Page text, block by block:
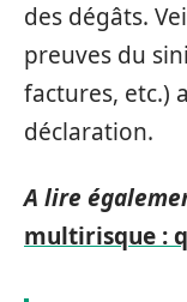
des dégâts.
preuves du
factures, etc.)
déclaration.
A lire
multirisque :